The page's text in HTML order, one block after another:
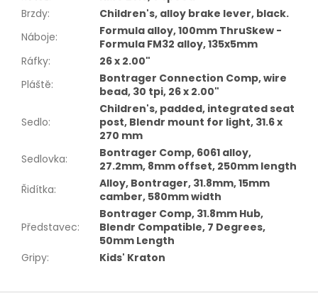
Brzdy:
Children's, alloy brake lever, black.
Náboje:
Formula alloy, 100mm ThruSkew -
Formula FM32 alloy, 135x5mm
Ráfky:
26 x 2.00"
Pláště:
Bontrager Connection Comp, wire
bead, 30 tpi, 26 x 2.00"
Sedlo:
Children's, padded, integrated seat
post, Blendr mount for light, 31.6 x
270 mm
Sedlovka:
Bontrager Comp, 6061 alloy,
27.2mm, 8mm offset, 250mm length
Řidítka:
Alloy, Bontrager, 31.8mm, 15mm
camber, 580mm width
Představec:
Bontrager Comp, 31.8mm Hub,
Blendr Compatible, 7 Degrees,
50mm Length
Gripy: Kids' Kraton
Z